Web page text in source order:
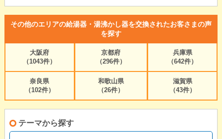
その他のエリアの給湯器・湯沸かし器を交換されたお客さまの声
を探す
大阪府
（1043件）
京都府
（296件）
兵庫県
（642件）
奈良県
（102件）
和歌山県
（26件）
滋賀県
（43件）
テーマから探す